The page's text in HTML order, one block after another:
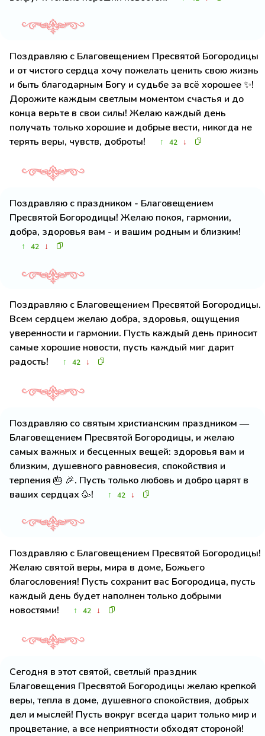
Поздравляю с Благовещением Пресвятой Богородицы
и от чистого сердца хочу пожелать ценить свою жизнь
и быть благодарным Богу и судьбе за всё хорошее ✨!
Дорожите каждым светлым моментом счастья и до
конца верьте в свои силы! Желаю каждый день
получать только хорошие и добрые вести, никогда не
терять веры, чувств, доброты!
↑ 42 ↓
Поздравляю с праздником - Благовещением
Пресвятой Богородицы! Желаю покоя, гармонии,
добра, здоровья вам - и вашим родным и близким!
↑ 42 ↓
Поздравляю с Благовещением Пресвятой Богородицы.
Всем сердцем желаю добра, здоровья, ощущения
уверенности и гармонии. Пусть каждый день приносит
самые хорошие новости, пусть каждый миг дарит
радость!
↑ 42 ↓
Поздравляю со святым христианским праздником —
Благовещением Пресвятой Богородицы, и желаю
самых важных и бесценных вещей: здоровья вам и
близким, душевного равновесия, спокойствия и
терпения 🎂 🎉. Пусть только любовь и добро царят в
ваших сердцах 🥳!
↑ 42 ↓
Поздравляю с Благовещением Пресвятой Богородицы!
Желаю святой веры, мира в доме, Божьего
благословения! Пусть сохранит вас Богородица, пусть
каждый день будет наполнен только добрыми
новостями!
↑ 42 ↓
Сегодня в этот святой, светлый праздник
Благовещения Пресвятой Богородицы желаю крепкой
веры, тепла в доме, душевного спокойствия, добрых
дел и мыслей! Пусть вокруг всегда царит только мир и
процветание, а все неприятности обходят стороной!